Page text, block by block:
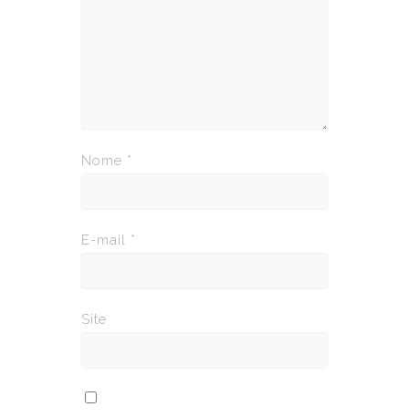
Nome *
E-mail *
Site